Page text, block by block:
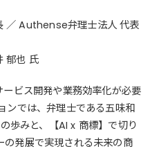
／ Authense弁理士法人 代表
郁也 氏
ビス開発や業務効率化が必要
ンでは、弁理士である五味和
みと、【AI x 商標】で切り
の発展で実現される未来の商